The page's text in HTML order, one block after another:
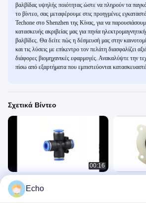
βαλβίδας υψηλής ποιότητας ώστε να πληρούν τα
το βίντεο, σας μεταφέρουμε στις προηγμένες
Techone στο Shenzhen της Κίνας, για να
κατασκευής ακριβείας μας για πηνία
βαλβίδες. Θα δείτε πώς η δέσμευσή μας στην
και τις λύσεις με επίκεντρο τον πελάτη διασφαλίζει
διάφορες βιομηχανικές εφαρμογές. Ανακαλύψτε την
πίσω από εξαρτήματα που εμπιστεύονται
Σχετικά Βίντεο
00:16
6mm 8mm M5 M6 Y T Τύπου Push In
On To Γρήγορη Σύνδεση Πνευματική
Ορειχάλκινη Πλαστική Σύνδεση
Pneumatic Fittings
Echo